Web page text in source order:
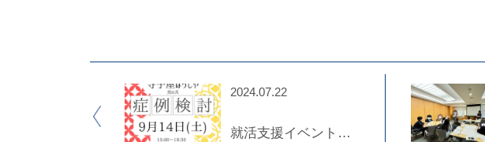
2024.07.22
就活支援イベント【寺子屋ぼうしや 其